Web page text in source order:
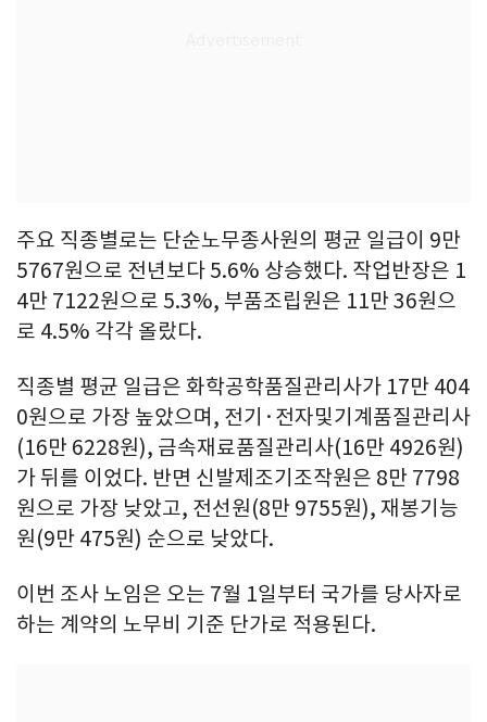
주요 직종별로는 단순노무종사원의 평균 일급이 9만
5767원으로 전년보다 5.6% 상승했다. 작업반장은 1
4만 7122원으로 5.3%, 부품조립원은 11만 36원으
로 4.5% 각각 올랐다.
직종별 평균 일급은 화학공학품질관리사가 17만 404
0원으로 가장 높았으며, 전기·전자및기계품질관리사
(16만 6228원), 금속재료품질관리사(16만 4926원)
가 뒤를 이었다. 반면 신발제조기조작원은 8만 7798
원으로 가장 낮았고, 전선원(8만 9755원), 재봉기능
원(9만 475원) 순으로 낮았다.
이번 조사 노임은 오는 7월 1일부터 국가를 당사자로
하는 계약의 노무비 기준 단가로 적용된다.